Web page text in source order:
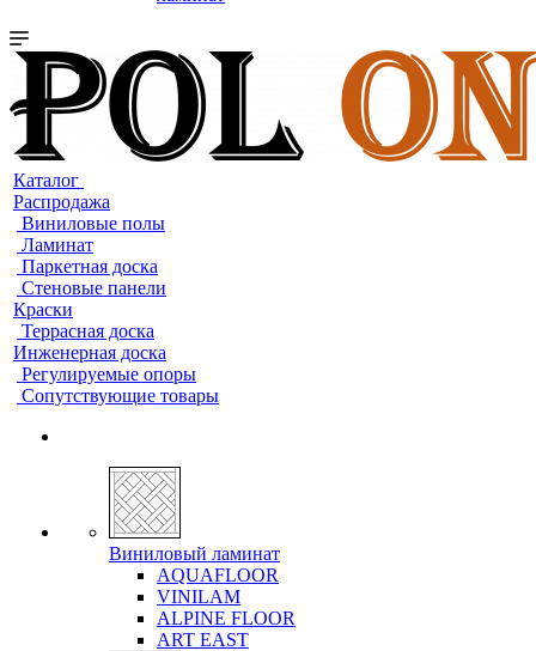
Каталог
Распродажа
Виниловые полы
Ламинат
Паркетная доска
Стеновые панели
Краски
Террасная доска
Инженерная доска
Регулируемые опоры
Сопутствующие товары
Виниловый ламинат
AQUAFLOOR
VINILAM
ALPINE FLOOR
ART EAST